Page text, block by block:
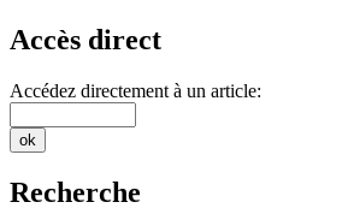
Accès direct
Accédez directement à un article:
Recherche